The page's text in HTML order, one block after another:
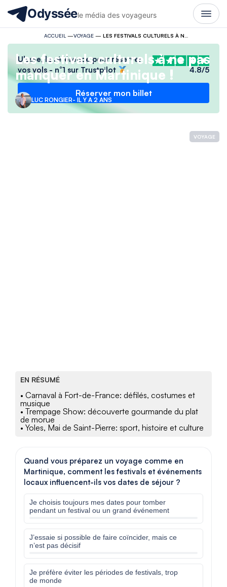
Odysséele média des voyageurs
ACCUEIL —VOYAGE—
Ulysse, la référence pour réserver
vos vols - n°1 sur Trustpilot
4.8/5
Réserver mon billet
VOYAGE
Les festivals culturels à ne pas
manquer en Martinique !
LUC RONGIER- IL Y A 2 ANS
EN RÉSUMÉ
• Carnaval à Fort-de-France: défilés, costumes et
musique
• Trempage Show: découverte gourmande du plat
de morue
• Yoles, Mai de Saint-Pierre: sport, histoire et culture
Quand vous préparez un voyage comme en
Martinique, comment les festivals et événements
locaux influencent-ils vos dates de séjour ?
Je choisis toujours mes dates pour tomber
pendant un festival ou un grand événement
J’essaie si possible de faire coïncider, mais ce
n’est pas décisif
Je préfère éviter les périodes de festivals, trop
de monde